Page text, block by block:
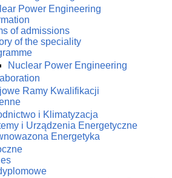
Power Engineering
of admissions
of the speciality
Nuclear Power Engineering
Ramy Kwalifikacji
i Klimatyzacja
i Urządzenia Energetyczne
Energetyka